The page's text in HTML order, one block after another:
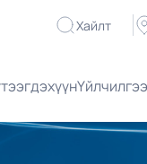
Хайлт
Үйлчилгээ